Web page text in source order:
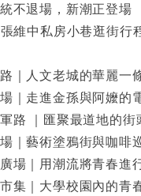
不退場，新潮正登場
維中私房小巷逛街行
｜人文老城的華麗一
｜走進金孫與阿嬤的
路 ｜匯聚最道地的街
｜藝術塗鴉街與咖啡
場｜用潮流將青春進
集｜大學校園內的青